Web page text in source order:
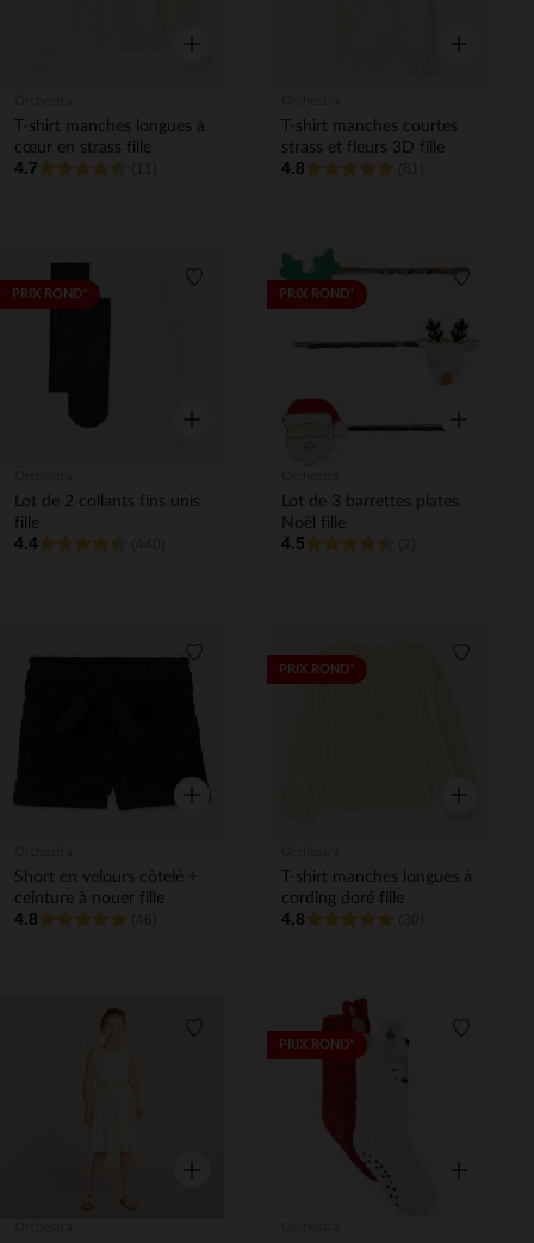
Aperçu rapide
T-shirt manches longues à
cœur en strass fille
4.7
Aperçu
T-shirt manches courtes
strass et fleurs 3D fille
4.8
PRIX ROND* Liste de souhaits
Aperçu rapide
Lot de 2 collants fins unis
fille
4.4
PRIX ROND*
Aperçu
Lot de 3 barrettes plates
Noël fille
4.5
Liste de souhaits
Aperçu rapide
Short en velours côtelé +
ceinture à nouer fille
4.8
PRIX ROND*
Aperçu
T-shirt manches longues à
cording doré fille
4.8
Liste de souhaits
Aperçu rapide
PRIX ROND*
Aperçu